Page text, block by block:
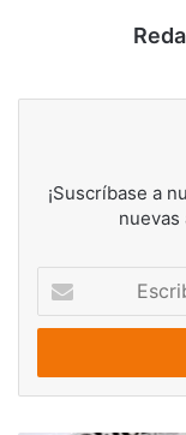
¡Suscríbase a
nuevas
correo